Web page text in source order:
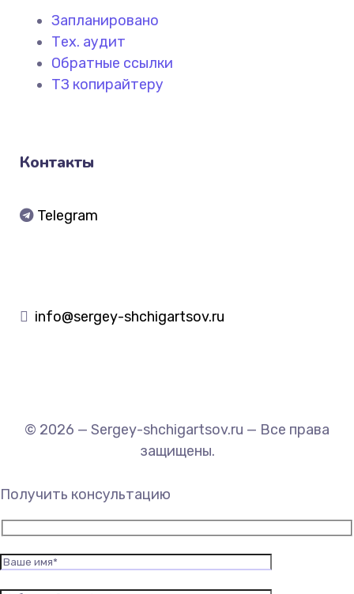
Запланировано
Тех. аудит
Обратные ссылки
ТЗ копирайтеру
Контакты
Telegram
info@sergey-shchigartsov.ru
© 2026 — Sergey-shchigartsov.ru — Все права
защищены.
Получить консультацию